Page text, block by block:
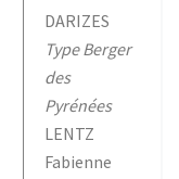
DARIZES
Type Berger
des
Pyrénées
LENTZ
Fabienne